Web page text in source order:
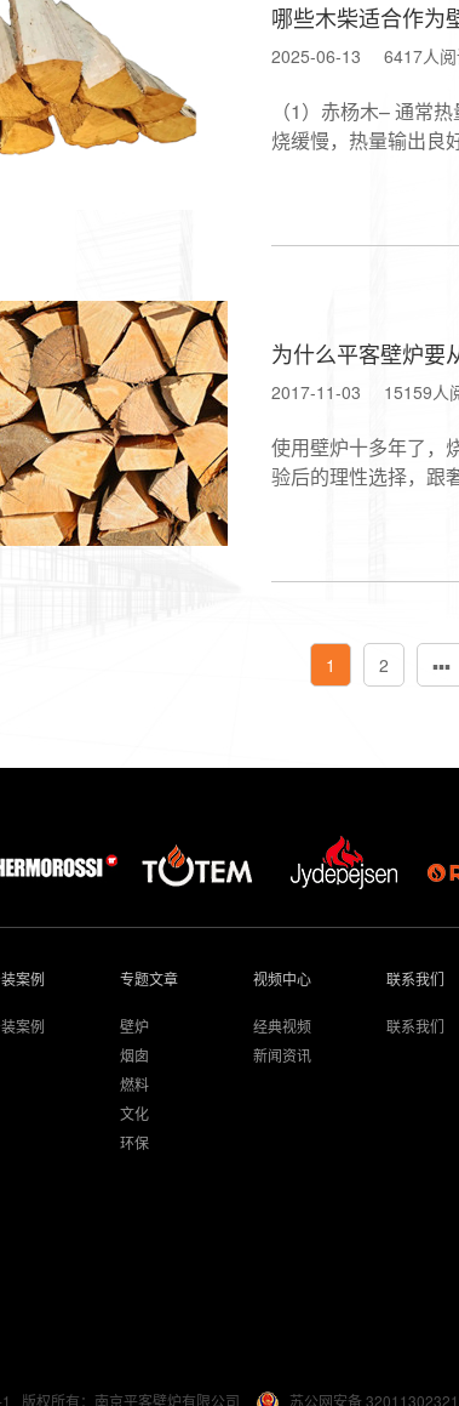
哪些木柴适合作为
2025-06-13 6417人
（1）赤杨木– 通常
烧缓慢，热量输出良
为什么平客壁炉要
2017-11-03 15159人
使用壁炉十多年了，
验后的理性选择，跟
1 2 ▪▪▪
案例
案例
专题文章
壁炉
烟囱
燃料
文化
环保
视频中心
经典视频
新闻资讯
联系我们
联系我们
版权所有：南京平客壁炉有限公司 苏公网安备